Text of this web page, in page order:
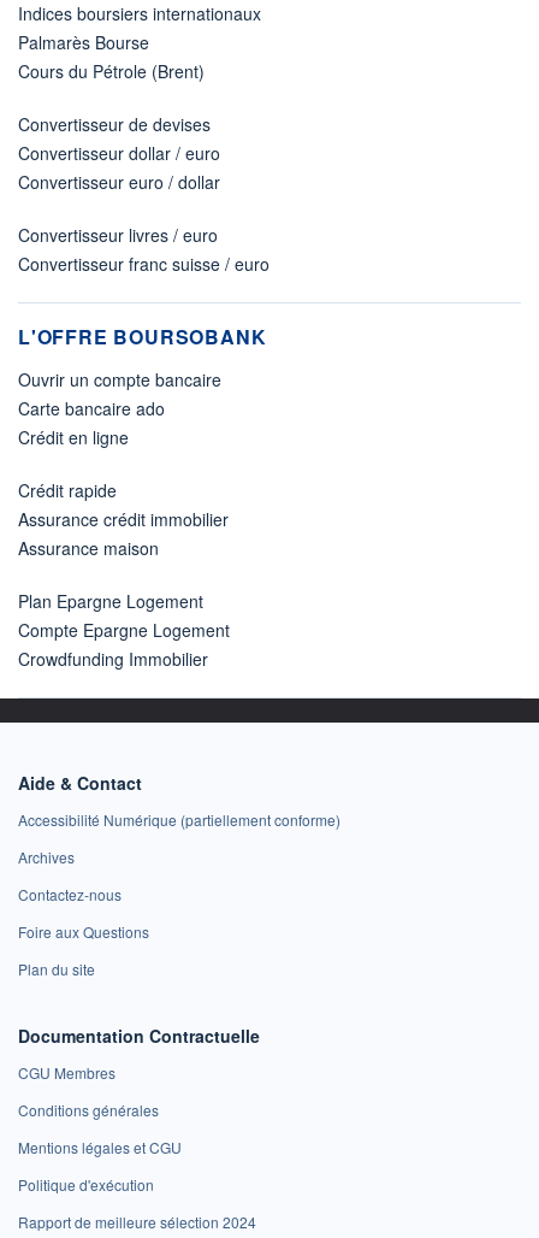
Indices boursiers internationaux
Palmarès Bourse
Cours du Pétrole (Brent)
Convertisseur de devises
Convertisseur dollar / euro
Convertisseur euro / dollar
Convertisseur livres / euro
Convertisseur franc suisse / euro
L'OFFRE BOURSOBANK
Ouvrir un compte bancaire
Carte bancaire ado
Crédit en ligne
Crédit rapide
Assurance crédit immobilier
Assurance maison
Plan Epargne Logement
Compte Epargne Logement
Crowdfunding Immobilier
Aide & Contact
Accessibilité Numérique (partiellement conforme)
Archives
Contactez-nous
Foire aux Questions
Plan du site
Documentation Contractuelle
CGU Membres
Conditions générales
Mentions légales et CGU
Politique d'exécution
Rapport de meilleure sélection 2024